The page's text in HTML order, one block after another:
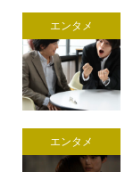
エンタメ
エンタメ